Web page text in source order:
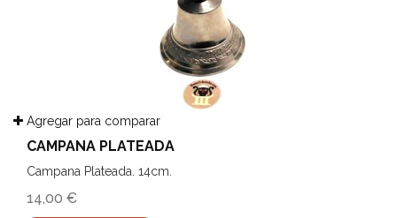
Agregar para comparar
CAMPANA PLATEADA
Campana Plateada. 14cm.
14,00 €